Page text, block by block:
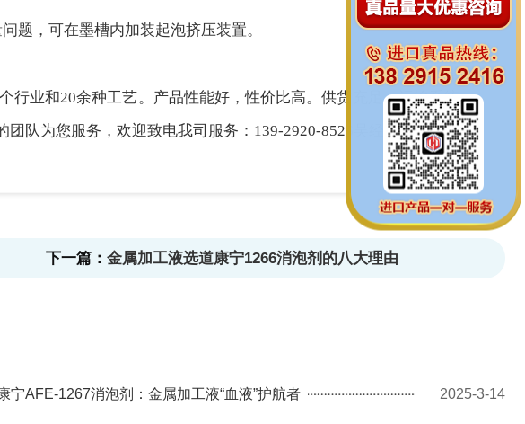
题，可在墨槽内加装起泡挤压装置。
行业和20余种工艺。产品性能好，性价比高。供货充足，运输系统
队为您服务，欢迎致电我司服务：139-2920-8526吴经理。
下一篇： 金属加工液选道康宁1266消泡剂的八大理由
宁AFE-1267消泡剂：金属加工液“血液”护航者 2025-3-14